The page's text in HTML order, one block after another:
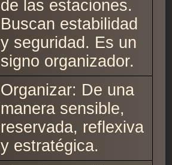
de las estaciones.
Buscan estabilidad
y seguridad. Es un
signo organizador.
Organizar: De una
manera sensible,
reservada, reflexiva
y estratégica.